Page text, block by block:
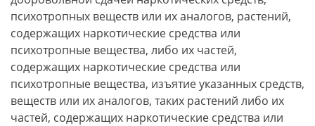
психотропных веществ или их аналогов, растений,
содержащих наркотические средства или
психотропные вещества, либо их частей,
содержащих наркотические средства или
психотропные вещества, изъятие указанных средств,
веществ или их аналогов, таких растений либо их
частей, содержащих наркотические средства или